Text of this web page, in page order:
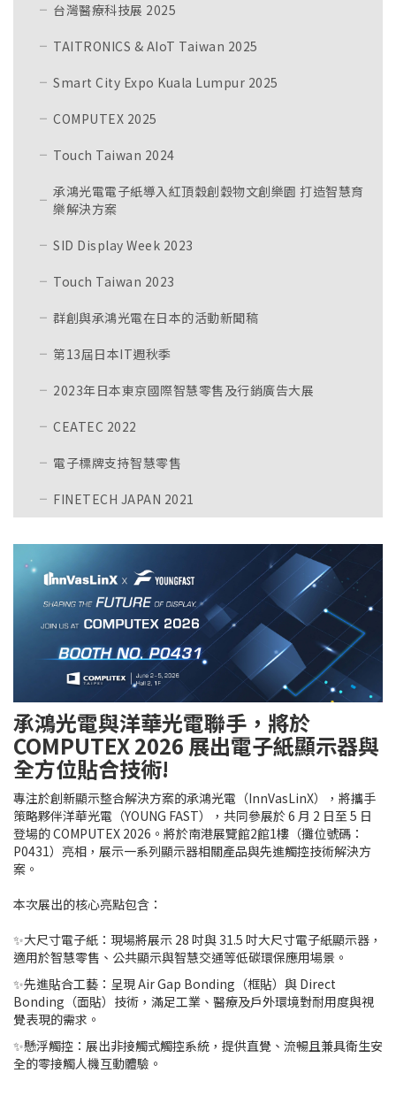
台灣醫療科技展 2025
TAITRONICS & AIoT Taiwan 2025
Smart City Expo Kuala Lumpur 2025
COMPUTEX 2025
Touch Taiwan 2024
承鴻光電電子紙導入紅頂穀創穀物文創樂園 打造智慧育
樂解決方案
SID Display Week 2023
Touch Taiwan 2023
群創與承鴻光電在日本的活動新聞稿
第13屆日本IT週秋季
2023年日本東京國際智慧零售及行銷廣告大展
CEATEC 2022
電子標牌支持智慧零售
FINETECH JAPAN 2021
承鴻光電與洋華光電聯手，將於
COMPUTEX 2026 展出電子紙顯示器與
全方位貼合技術!
專注於創新顯示整合解決方案的承鴻光電（InnVasLinX），將攜手
策略夥伴洋華光電（YOUNG FAST），共同參展於 6 月 2 日至 5 日
登場的 COMPUTEX 2026。將於南港展覽館2館1樓（攤位號碼：
P0431）亮相，展示一系列顯示器相關產品與先進觸控技術解決方
案。
本次展出的核心亮點包含：
✨大尺寸電子紙：現場將展示 28 吋與 31.5 吋大尺寸電子紙顯示器，
適用於智慧零售、公共顯示與智慧交通等低碳環保應用場景。
✨先進貼合工藝：呈現 Air Gap Bonding（框貼）與 Direct
Bonding（面貼）技術，滿足工業、醫療及戶外環境對耐用度與視
覺表現的需求。
✨懸浮觸控：展出非接觸式觸控系統，提供直覺、流暢且兼具衛生安
全的零接觸人機互動體驗。